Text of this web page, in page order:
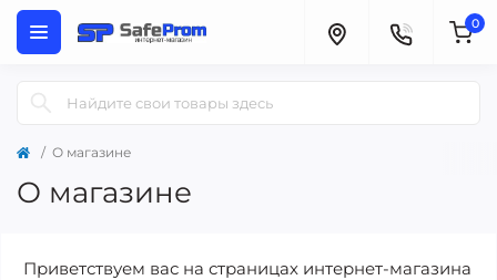
0
О магазине
О магазине
Приветствуем вас на страницах интернет-магазина